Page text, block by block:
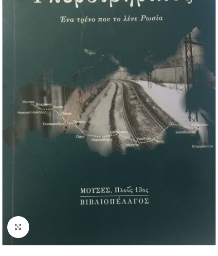
Κλικ για μεγέθυνση